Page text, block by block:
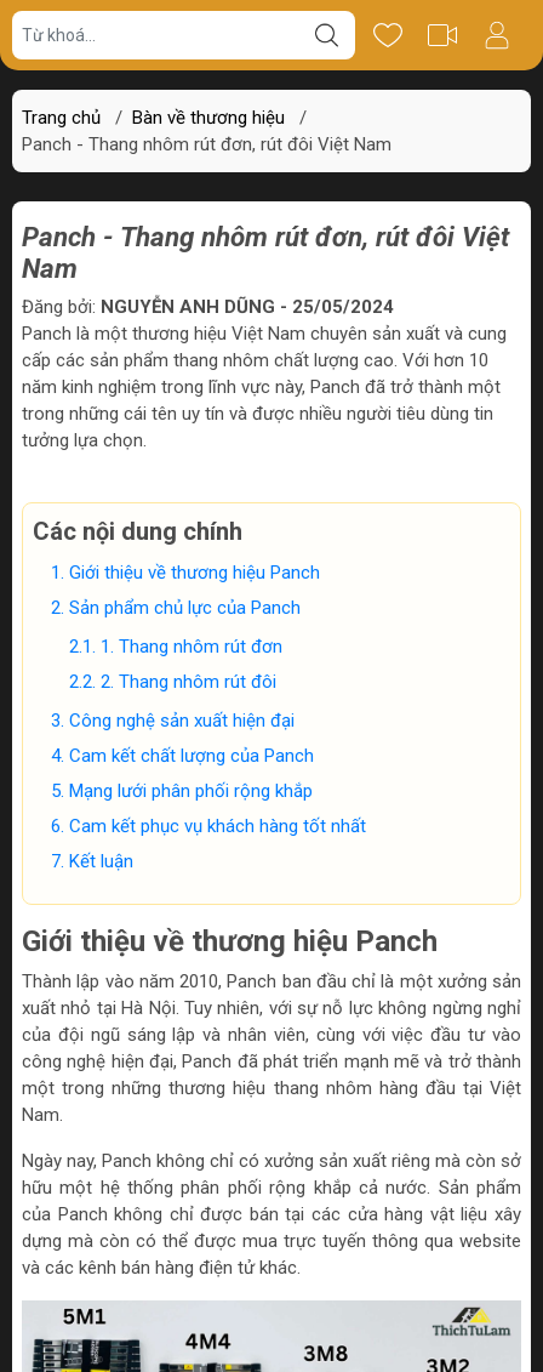
Trang chủ / Bàn về thương hiệu
/
Panch - Thang nhôm rút đơn, rút đôi Việt Nam
Panch - Thang nhôm rút đơn, rút đôi Việt
Nam
Đăng bởi: NGUYỄN ANH DŨNG - 25/05/2024
Panch là một thương hiệu Việt Nam chuyên sản xuất và cung
cấp các sản phẩm thang nhôm chất lượng cao. Với hơn 10
năm kinh nghiệm trong lĩnh vực này, Panch đã trở thành một
trong những cái tên uy tín và được nhiều người tiêu dùng tin
tưởng lựa chọn.
Các nội dung chính
Giới thiệu về thương hiệu Panch
Sản phẩm chủ lực của Panch
1. Thang nhôm rút đơn
2. Thang nhôm rút đôi
Công nghệ sản xuất hiện đại
Cam kết chất lượng của Panch
Mạng lưới phân phối rộng khắp
Cam kết phục vụ khách hàng tốt nhất
Kết luận
Giới thiệu về thương hiệu Panch
Thành lập vào năm 2010, Panch ban đầu chỉ là một xưởng sản
xuất nhỏ tại Hà Nội. Tuy nhiên, với sự nỗ lực không ngừng nghỉ
của đội ngũ sáng lập và nhân viên, cùng với việc đầu tư vào
công nghệ hiện đại, Panch đã phát triển mạnh mẽ và trở thành
một trong những thương hiệu thang nhôm hàng đầu tại Việt
Nam.
Ngày nay, Panch không chỉ có xưởng sản xuất riêng mà còn sở
hữu một hệ thống phân phối rộng khắp cả nước. Sản phẩm
của Panch không chỉ được bán tại các cửa hàng vật liệu xây
dựng mà còn có thể được mua trực tuyến thông qua website
và các kênh bán hàng điện tử khác.